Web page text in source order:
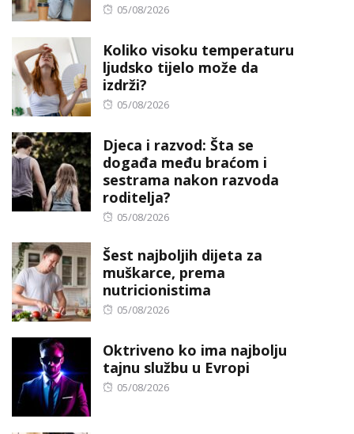
Posted
05/08/2026
Koliko visoku temperaturu
ljudsko tijelo može da
izdrži?
Posted
05/08/2026
Djeca i razvod: Šta se
događa među braćom i
sestrama nakon razvoda
roditelja?
Posted
05/08/2026
Šest najboljih dijeta za
muškarce, prema
nutricionistima
Posted
05/08/2026
Oktriveno ko ima najbolju
tajnu službu u Evropi
Posted
05/08/2026